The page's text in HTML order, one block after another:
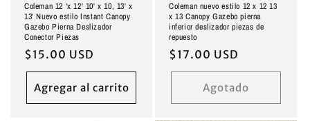
Coleman 12 'x 12' 10' x 10, 13' x
13' Nuevo estilo Instant Canopy
Gazebo Pierna Deslizador
Conector Piezas
Precio
habitual
$15.00 USD
Agregar al carrito
Coleman nuevo estilo 12 x 12 13
x 13 Canopy Gazebo pierna
inferior deslizador piezas de
repuesto
Precio
habitual
$17.00 USD
Agotado